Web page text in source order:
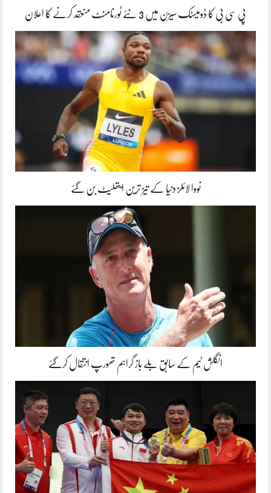
پی سی بی کا ڈومیسٹک سیزن میں 3 نئے ٹورنامنٹ منعقد کرنے کا اعلان
نووا لائلز دنیا کے تیز ترین ایتھلیٹ بن گئے
انگلش ٹیم کے سابق بلے باز گراہم تھورپ انتقال کرگئے